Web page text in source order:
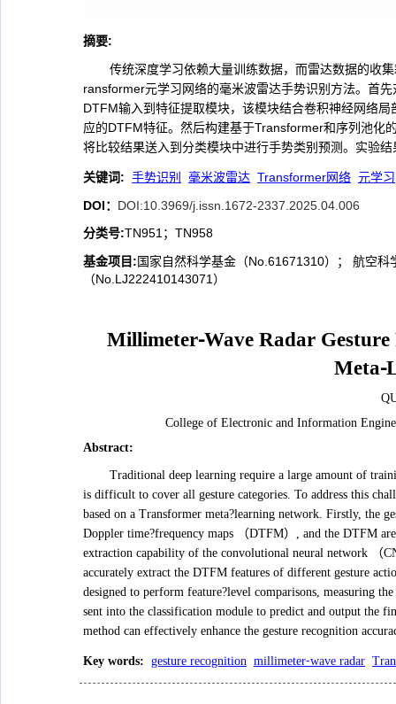
摘要:
传统深度学习依赖大量训练数据，而雷达数据的收
ransformer元学习网络的毫米波雷达手势识别方法。首
DTFM输入到特征提取模块，该模块结合卷积神经网络
应的DTFM特征。然后构建基于Transformer和序列池化
将比较结果送入到分类模块中进行手势类别预测。实验
关键词: 手势识别 毫米波雷达 Transformer网络 元学习
DOI： DOI:10.3969/j.issn.1672-2337.2025.04.006
分类号:TN951；TN958
基金项目:国家自然科学基金（No.61671310）； 航空
（No.LJ222410143071）
Millimeter⁃Wave Radar
College of Electronic and Information
Abstract:
Traditional deep learning require a large amount of
is difficult to cover all gesture categories. To address this
based on a Transformer meta?learning network. Firstly, the
Doppler time?frequency maps （DTFM）, and the DTFM
extraction capability of the convolutional neural network （
accurately extract the DTFM features of different gesture
designed to perform feature?level comparisons, measuring
sent into the classification module to predict and output the
method can effectively enhance the gesture recognition
Key words: gesture recognition millimeter⁃wave radar